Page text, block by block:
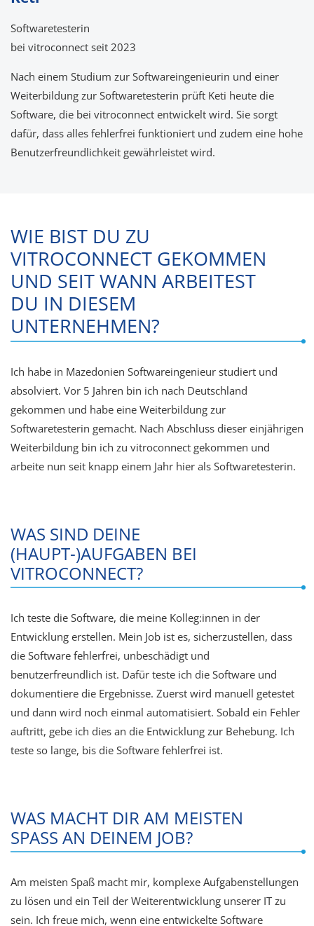
Softwaretesterin
bei vitroconnect seit 2023
Nach einem Studium zur Softwareingenieurin und einer
Weiterbildung zur Softwaretesterin prüft Keti heute die
Software, die bei vitroconnect entwickelt wird. Sie sorgt
dafür, dass alles fehlerfrei funktioniert und zudem eine hohe
Benutzerfreundlichkeit gewährleistet wird.
WIE BIST DU ZU
VITROCONNECT GEKOMMEN
UND SEIT WANN ARBEITEST
DU IN DIESEM
UNTERNEHMEN?
Ich habe in Mazedonien Softwareingenieur studiert und
absolviert. Vor 5 Jahren bin ich nach Deutschland
gekommen und habe eine Weiterbildung zur
Softwaretesterin gemacht. Nach Abschluss dieser einjährigen
Weiterbildung bin ich zu vitroconnect gekommen und
arbeite nun seit knapp einem Jahr hier als Softwaretesterin.
WAS SIND DEINE
(HAUPT-)AUFGABEN BEI
VITROCONNECT?
Ich teste die Software, die meine Kolleg:innen in der
Entwicklung erstellen. Mein Job ist es, sicherzustellen, dass
die Software fehlerfrei, unbeschädigt und
benutzerfreundlich ist. Dafür teste ich die Software und
dokumentiere die Ergebnisse. Zuerst wird manuell getestet
und dann wird noch einmal automatisiert. Sobald ein Fehler
auftritt, gebe ich dies an die Entwicklung zur Behebung. Ich
teste so lange, bis die Software fehlerfrei ist.
WAS MACHT DIR AM MEISTEN
SPASS AN DEINEM JOB?
Am meisten Spaß macht mir, komplexe Aufgabenstellungen
zu lösen und ein Teil der Weiterentwicklung unserer IT zu
sein. Ich freue mich, wenn eine entwickelte Software